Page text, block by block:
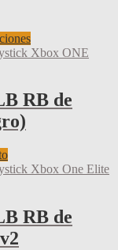
Este
producto
variantes.
Las
elegir
página
de
RB de
RB de